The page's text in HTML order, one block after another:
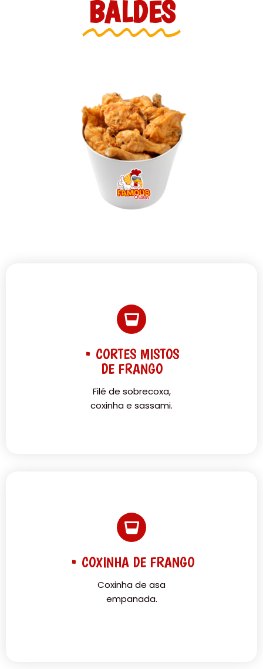
BALDES
• CORTES MISTOS
DE FRANGO
Filé de sobrecoxa,
coxinha e sassami.
• COXINHA DE FRANGO
Coxinha de asa
empanada.